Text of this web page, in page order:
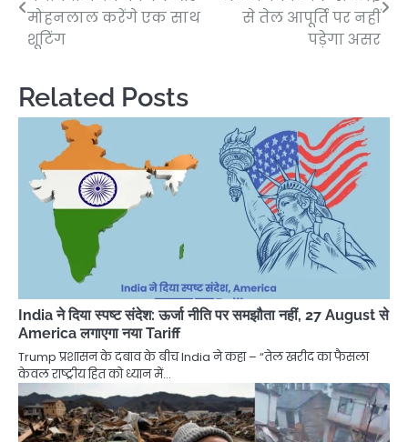
navigation
मोहनलाल करेंगे एक साथ
शूटिंग
से तेल आपूर्ति पर नहीं
पड़ेगा असर
Related Posts
India ने दिया स्पष्ट संदेश: ऊर्जा नीति पर समझौता नहीं, 27 August से
America लगाएगा नया Tariff
Trump प्रशासन के दबाव के बीच India ने कहा – “तेल खरीद का फैसला
केवल राष्ट्रीय हित को ध्यान में…